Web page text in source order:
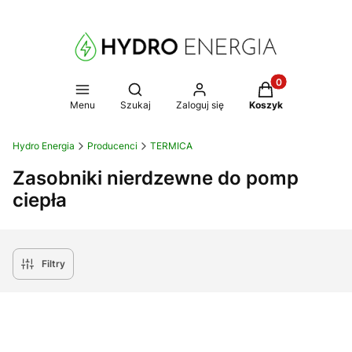
Menu
Otwórz wyszukiwarkę
Szukaj Zaloguj się
Produkty w
Koszyk
Hydro Energia Producenci TERMICA
Zasobniki nierdzewne do pomp
ciepła
Filtry